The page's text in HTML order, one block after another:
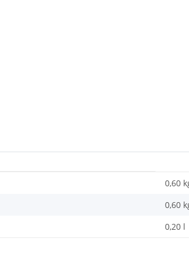
0,60
0,60
0,20 l